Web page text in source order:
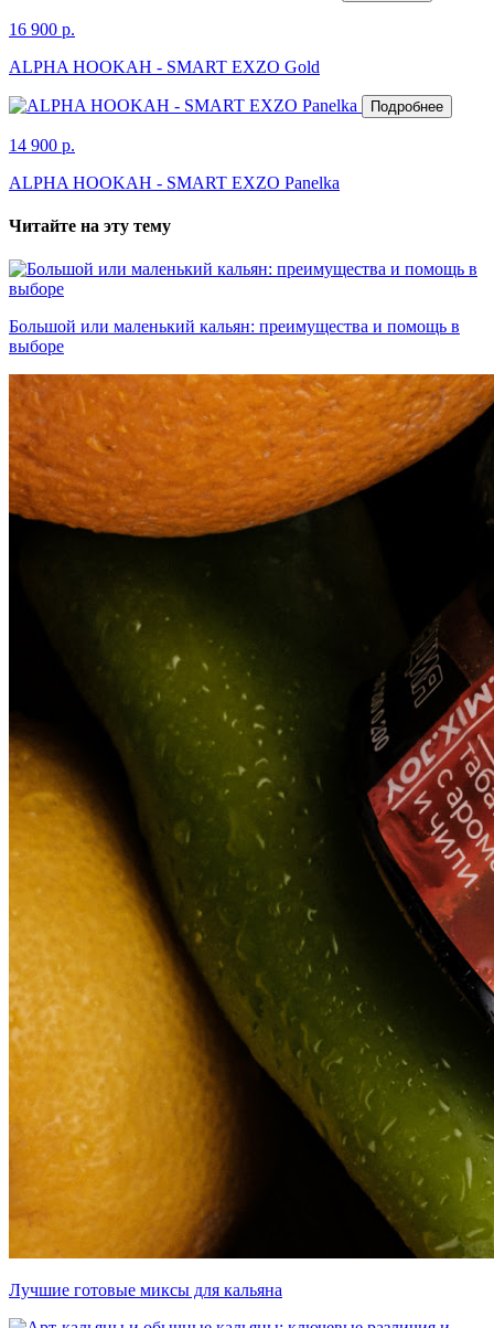
16 900 р.
ALPHA HOOKAH - SMART EXZO Gold
Подробнее
14 900 р.
ALPHA HOOKAH - SMART EXZO Panelka
Читайте на эту тему
Большой или маленький кальян: преимущества и помощь в
выборе
Лучшие готовые миксы для кальяна